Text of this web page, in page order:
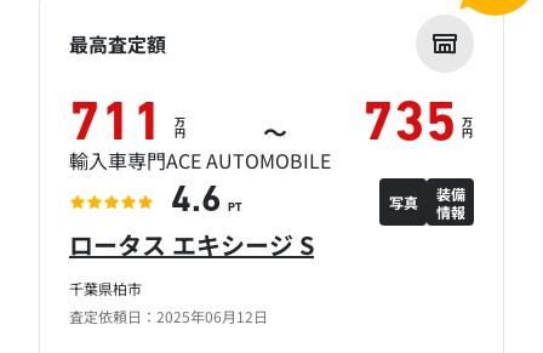
千葉県柏市
査定依頼日：2025年06月12日
ロータス エキシージ S
最高査定額
711 万
円 ～ 735 万
円
輸入車専門ACE AUTOMOBILE
4.6 PT 写真
装備
情報